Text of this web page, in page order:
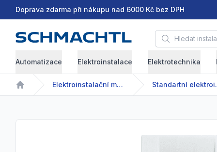
Doprava zdarma při nákupu nad 6000 Kč bez DPH
Hledat
Automatizace Elektroinstalace Elektrotechnika
Home
Elektroinstalační materiál